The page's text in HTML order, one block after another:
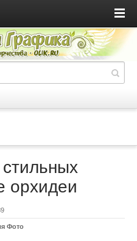
орхидеи
Фото